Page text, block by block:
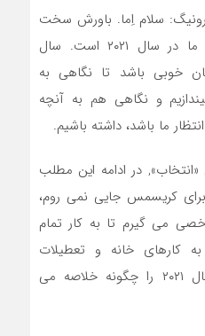
سلام اِما. باورش سخت
است که این آخرین ستون ما در سال ۲۰۲۱ است. سال
خوبی باشد تا نگاهی به
مهم سال ۲۰۲۱ بیندازیم و نگاهی هم به آنچه
ما باشد، داشته باشیم.
در ادامه این مطلب
کریسمس جایی نمی روم،
می گیرم تا به کار تمام
کارهای خانه و تعطیلات
کریسمس بپردازم. راستی سال ۲۰۲۱ را چگونه خلاصه می